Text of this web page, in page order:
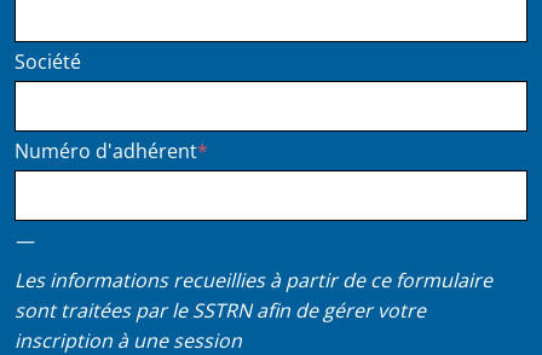
Société
Numéro d'adhérent
—
Les informations recueillies à partir de ce formulaire
sont traitées par le SSTRN afin de gérer votre
inscription à une session